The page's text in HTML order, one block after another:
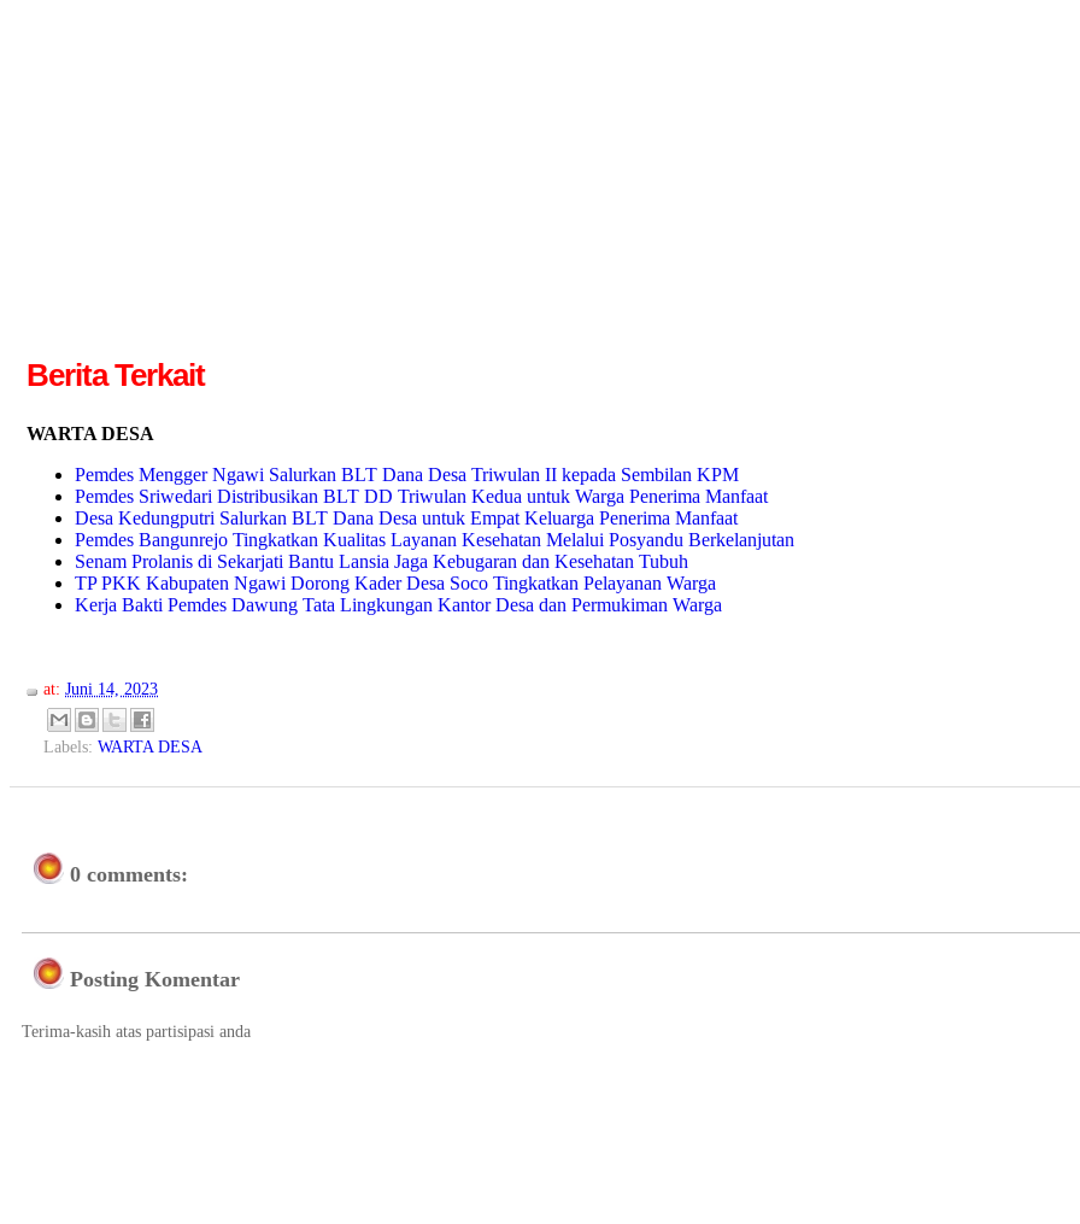
Berita Terkait
WARTA DESA
Pemdes Mengger Ngawi Salurkan BLT Dana Desa Triwulan II kepada Sembilan KPM
Pemdes Sriwedari Distribusikan BLT DD Triwulan Kedua untuk Warga Penerima Manfaat
Desa Kedungputri Salurkan BLT Dana Desa untuk Empat Keluarga Penerima Manfaat
Pemdes Bangunrejo Tingkatkan Kualitas Layanan Kesehatan Melalui Posyandu Berkelanjutan
Senam Prolanis di Sekarjati Bantu Lansia Jaga Kebugaran dan Kesehatan Tubuh
TP PKK Kabupaten Ngawi Dorong Kader Desa Soco Tingkatkan Pelayanan Warga
Kerja Bakti Pemdes Dawung Tata Lingkungan Kantor Desa dan Permukiman Warga
at: Juni 14, 2023
Labels: WARTA DESA
0 comments:
Posting Komentar
Terima-kasih atas partisipasi anda